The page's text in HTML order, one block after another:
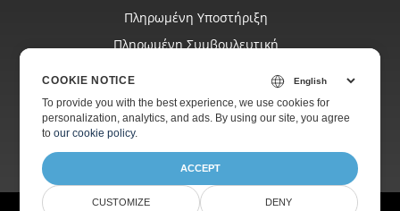
Πληρωμένη Υποστήριξη
Πληρωμένη Συμβουλευτική
Ιστοσελίδες
Σχετικά
COOKIE NOTICE
To provide you with the best experience, we use cookies for
personalization, analytics, and ads. By using our site, you agree
toour cookie policy.
ACCEPT
CUSTOMIZE DENY